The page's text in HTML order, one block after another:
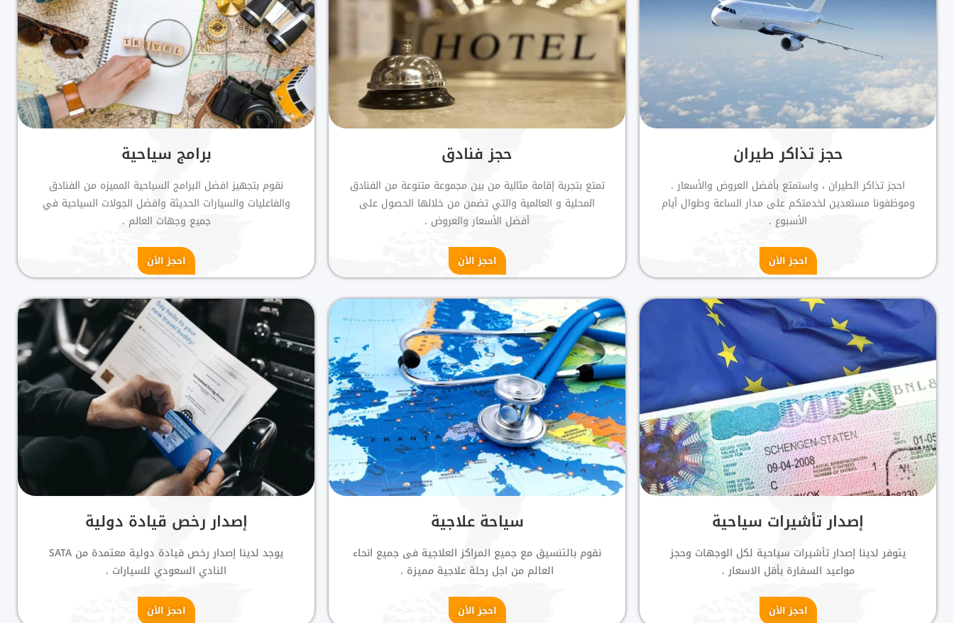
حجز تذاكر طيران
احجز تذاكر الطيران ، واستمتع بأفضل العروض والأسعار .
وموظفونا مستعدين لخدمتكم على مدار الساعة وطوال أيام
الأسبوع .
احجز الأن
حجز فنادق
تمتع بتجربة إقامة مثالية من بين مجموعة متنوعة من الفنادق
المحلية و العالمية والتي تضمن من خلالها الحصول على
أفضل الأسعار والعروض .
احجز الأن
برامج سياحية
نقوم بتجهيز افضل البرامج السياحية المميزه من الفنادق
والفاعليات والسيارات الحديثة وافضل الجولات السياحية في
جميع وجهات العالم .
احجز الأن
إصدار تأشيرات سياحية
يتوفر لدينا إصدار تأشيرات سياحية لكل الوجهات وحجز
مواعيد السفارة بأقل الاسعار .
احجز الأن
سياحة علاجية
نقوم بالتنسيق مع جميع المراكز العلاجية فى جميع انحاء
العالم من اجل رحلة علاجية مميزة .
احجز الأن
إصدار رخص قيادة دولية
يوجد لدينا إصدار رخص قيادة دولية معتمدة من SATA
النادي السعودي للسيارات .
احجز الأن